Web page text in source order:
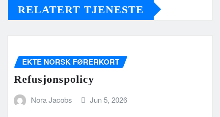
RELATERT TJENESTE
EKTE NORSK FØRERKORT
Refusjonspolicy
Nora Jacobs Jun 5, 2026